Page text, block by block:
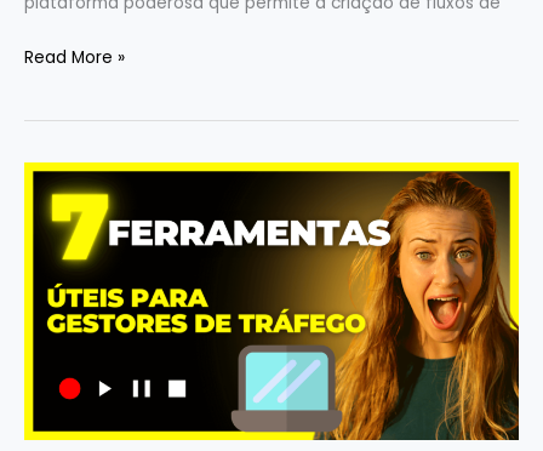
Read More »
Ferramentas
para
Gestores